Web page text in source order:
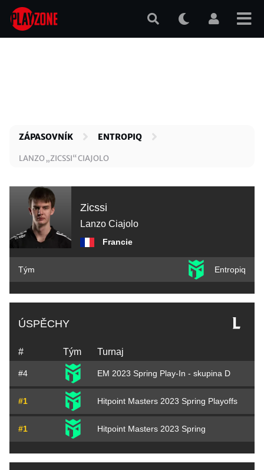
Přejít
hlavnímu
ZÁPASOVNÍK ENTROPIQ
LANZO „ZICSSI“ CIAJOLO
Zicssi
Lanzo Ciajolo
Francie
Tým Entropiq
ÚSPĚCHY
# Tým Turnaj
#4 EM 2023 Spring Play-In - skupina D
#1 Hitpoint Masters 2023 Spring Playoffs
#1 Hitpoint Masters 2023 Spring